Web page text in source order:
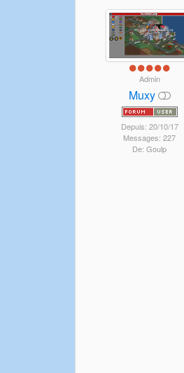
Admin
Muxy
Depuis: 20/10/17
Messages: 227
De: Goulp